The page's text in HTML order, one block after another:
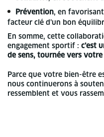
Prévention, en
facteur clé d’un bon
En somme, cette
engagement sportif : c’est
de sens, tournée vers votre
Parce que votre bien-être
nous continuerons à
ressemblent et vous